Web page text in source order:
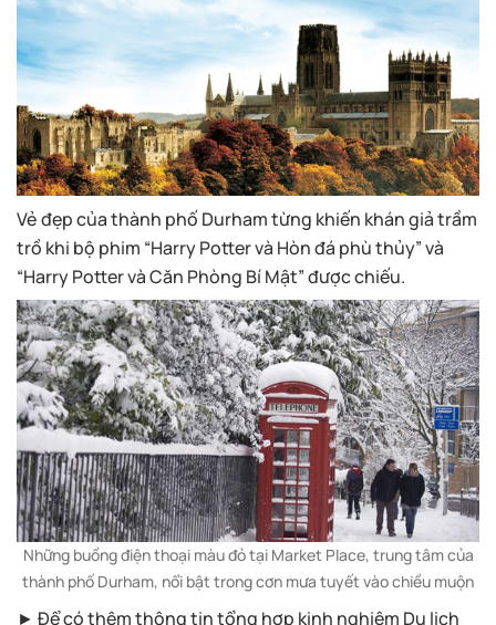
Vẻ đẹp của thành phố Durham từng khiến khán giả trầm
trồ khi bộ phim “Harry Potter và Hòn đá phù thủy” và
“Harry Potter và Căn Phòng Bí Mật” được chiếu.
Những buồng điện thoại màu đỏ tại Market Place, trung tâm của
thành phố Durham, nổi bật trong cơn mưa tuyết vào chiều muộn
► Để có thêm thông tin tổng hợp kinh nghiệm Du lịch